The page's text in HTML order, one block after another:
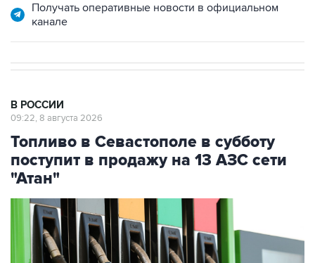
Получать оперативные новости в официальном
канале
В РОССИИ
09:22, 8 августа 2026
Топливо в Севастополе в субботу
поступит в продажу на 13 АЗС сети
"Атан"